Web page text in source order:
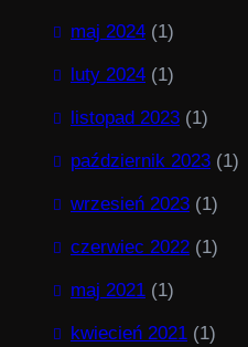
maj 2024 (1)
luty 2024 (1)
listopad 2023 (1)
październik 2023 (1)
wrzesień 2023 (1)
czerwiec 2022 (1)
maj 2021 (1)
kwiecień 2021 (1)